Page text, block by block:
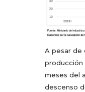
A pesar de
producción
meses del
descenso